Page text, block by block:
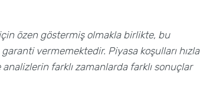
özen göstermiş olmakla birlikte, bu
vermemektedir. Piyasa koşulları hızla
farklı zamanlarda farklı sonuçlar